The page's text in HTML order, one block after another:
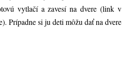
vytlačí a zavesí na dvere (link v
Prípadne si ju deti môžu dať na dvere